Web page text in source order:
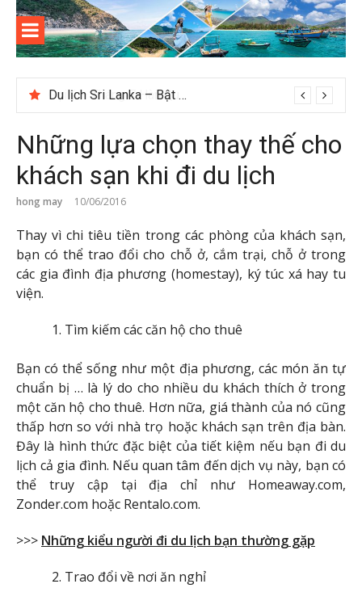
Skip
content
Kinh
nghiệm
du lịch
Côn Đảo
Thông tin và kinh nghiệm khi du lịch Côn Đảo
Du lịch Sri Lanka – Bật mí nên đi mùa nào đẹp
Gợi ý – Tháng 7 Hàn Quốc nên đi đâu, mặc gì đẹp?
Những lựa chọn thay thế cho
khách sạn khi đi du lịch
hong may 10/06/2016
Thay vì chi tiêu tiền trong các phòng của khách sạn,
bạn có thể trao đổi cho chỗ ở, cắm trại, chỗ ở trong
các gia đình địa phương (homestay), ký túc xá hay tu
viện.
Tìm kiếm các căn hộ cho thuê
Bạn có thể sống như một địa phương, các món ăn tự
chuẩn bị … là lý do cho nhiều du khách thích ở trong
một căn hộ cho thuê. Hơn nữa, giá thành của nó cũng
thấp hơn so với nhà trọ hoặc khách sạn trên địa bàn.
Đây là hình thức đặc biệt của tiết kiệm nếu bạn đi du
lịch cả gia đình. Nếu quan tâm đến dịch vụ này, bạn có
thể truy cập tại địa chỉ như Homeaway.com,
Zonder.com hoặc Rentalo.com.
>>> Những kiểu người đi du lịch bạn thường gặp
Trao đổi về nơi ăn nghỉ